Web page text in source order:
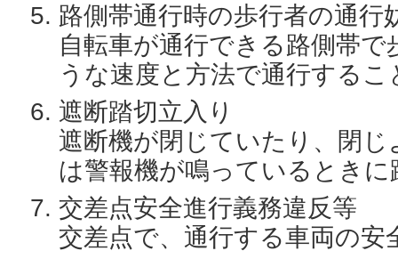
路側帯通行時の歩行者の通行
自転車が通行できる路側帯
うな速度と方法で通行するこ
遮断踏切立入り
遮断機が閉じていたり、閉
は警報機が鳴っているとき
交差点安全進行義務違反等
交差点で、通行する車両の